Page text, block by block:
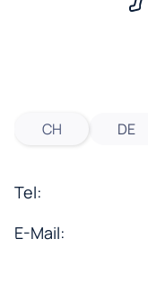
CH DE
Tel:
E-Mail: